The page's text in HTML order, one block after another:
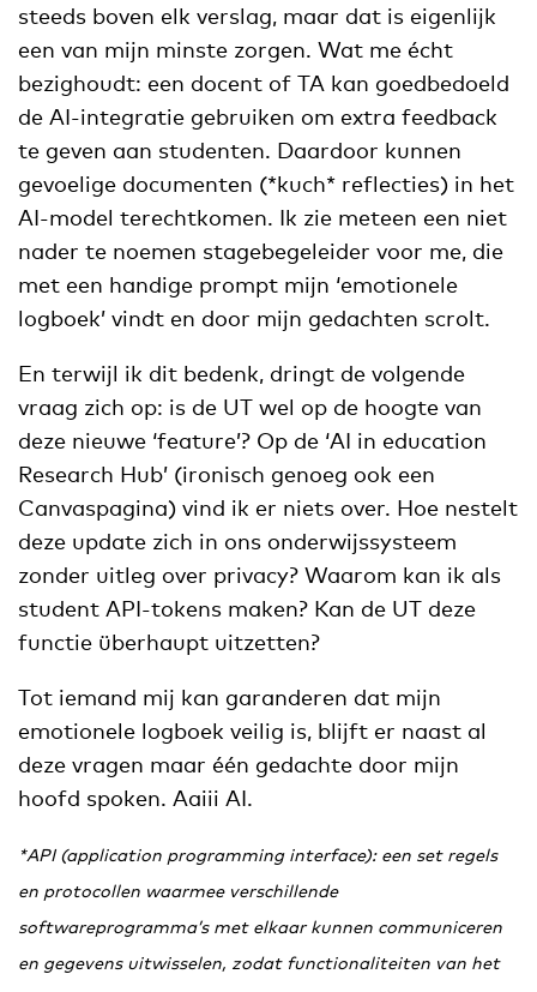
steeds boven elk verslag, maar dat is eigenlijk
een van mijn minste zorgen. Wat me écht
bezighoudt: een docent of TA kan goedbedoeld
de AI-integratie gebruiken om extra feedback
te geven aan studenten. Daardoor kunnen
gevoelige documenten (*kuch* reflecties) in het
AI-model terechtkomen. Ik zie meteen een niet
nader te noemen stagebegeleider voor me, die
met een handige prompt mijn ‘emotionele
logboek’ vindt en door mijn gedachten scrolt.
En terwijl ik dit bedenk, dringt de volgende
vraag zich op: is de UT wel op de hoogte van
deze nieuwe ‘feature’? Op de ‘AI in education
Research Hub’ (ironisch genoeg ook een
Canvaspagina) vind ik er niets over. Hoe nestelt
deze update zich in ons onderwijssysteem
zonder uitleg over privacy? Waarom kan ik als
student API-tokens maken? Kan de UT deze
functie überhaupt uitzetten?
Tot iemand mij kan garanderen dat mijn
emotionele logboek veilig is, blijft er naast al
deze vragen maar één gedachte door mijn
hoofd spoken. Aaiii AI.
*API (application programming interface): een set regels
en protocollen waarmee verschillende
softwareprogramma’s met elkaar kunnen communiceren
en gegevens uitwisselen, zodat functionaliteiten van het